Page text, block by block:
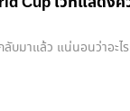
าแล้ว แน่นอนว่าอะไ